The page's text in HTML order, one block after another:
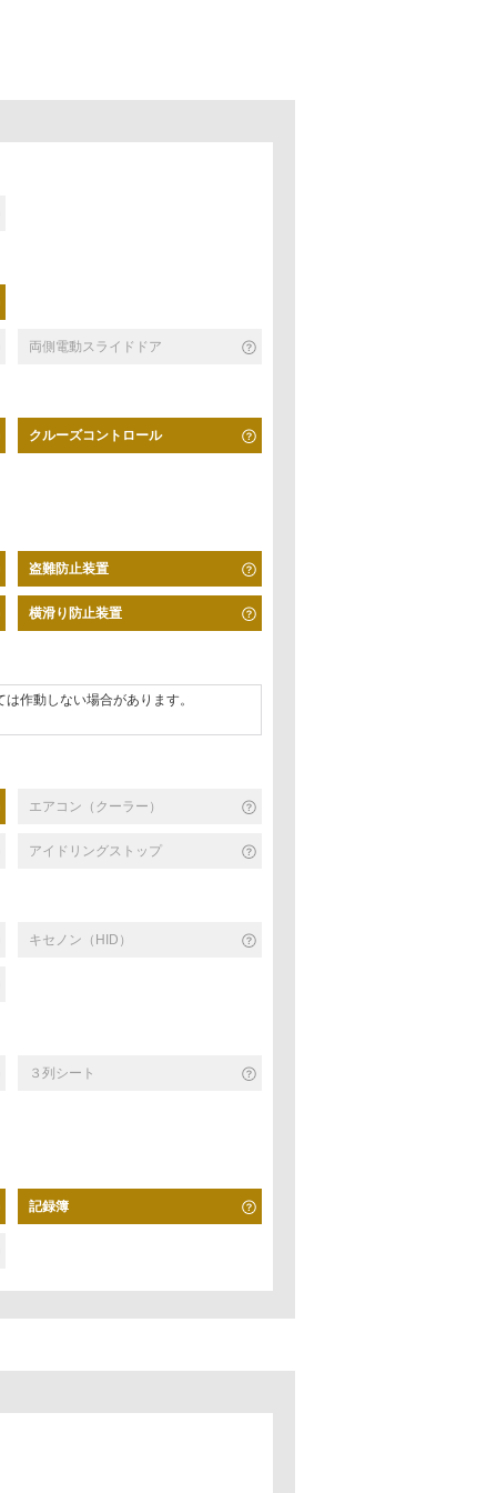
両側電動スライドドア
クルーズコントロール
盗難防止装置
横滑り防止装置
作動しない場合があります。
エアコン（クーラー）
アイドリングストップ
キセノン（HID）
３列シート
記録簿